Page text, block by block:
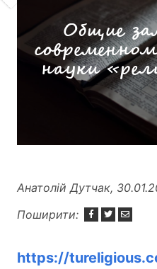
Общие
науки
Анатолій Дутчак,
Поширити:
https://